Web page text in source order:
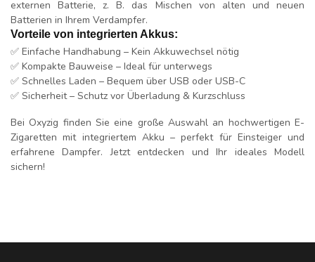
externen Batterie, z. B. das Mischen von alten und neuen
Batterien in Ihrem Verdampfer.
Vorteile von integrierten Akkus:
✅ Einfache Handhabung – Kein Akkuwechsel nötig
✅ Kompakte Bauweise – Ideal für unterwegs
✅ Schnelles Laden – Bequem über USB oder USB-C
✅ Sicherheit– Schutz vor Überladung & Kurzschluss
Bei Oxyzig finden Sie eine große Auswahl an hochwertigen E-
Zigaretten mit integriertem Akku – perfekt für Einsteiger und
erfahrene Dampfer. Jetzt entdecken und Ihr ideales Modell
sichern!